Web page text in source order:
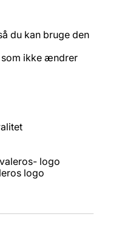
du kan bruge den
som ikke ændrer
logo
logo